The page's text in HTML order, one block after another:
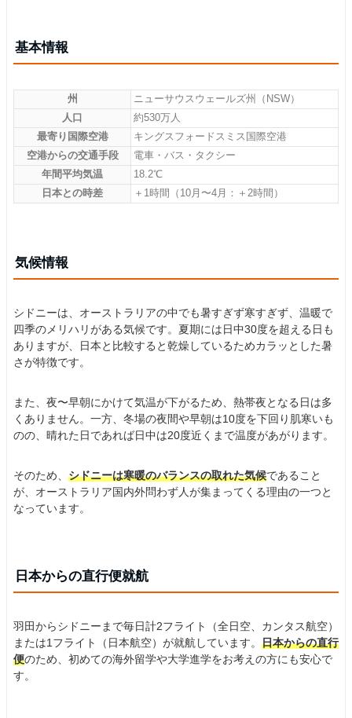
基本情報
州
ニューサウスウェールズ州（NSW）
人口
約530万人
最寄り国際空港
キングスフォードスミス国際空港
空港からの交通手段
電車・バス・タクシー
年間平均気温
18.2℃
日本との時差
＋1時間（10月〜4月：＋2時間）
気候情報
シドニーは、オーストラリアの中でも暑すぎず寒すぎず、温暖で
四季のメリハリがある気候です。夏期には日中30度を超える日も
ありますが、日本と比較すると乾燥しているためカラッとした暑
さが特徴です。
また、夜〜早朝にかけて気温が下がるため、熱帯夜となる日は多
くありません。一方、冬場の夜間や早朝は10度を下回り肌寒いも
のの、晴れた日であれば日中は20度近くまで温度があがります。
そのため、 シドニーは寒暖のバランスの取れた気候であること
が、オーストラリア国内外問わず人が集まってくる理由の一つと
なっています。
日本からの直行便就航
羽田からシドニーまで毎日計2フライト（全日空、カンタス航空）
または1フライト（日本航空）が就航しています。 日本からの直行
便のため、初めての海外留学や大学進学をお考えの方にも安心で
す。